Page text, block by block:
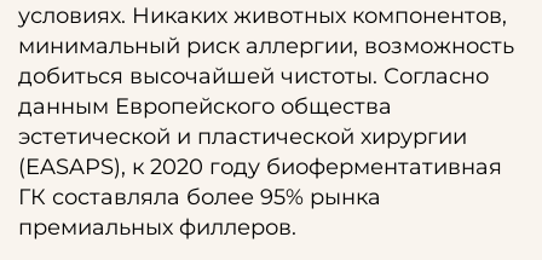
условиях. Никаких животных компонентов,
минимальный риск аллергии, возможность
добиться высочайшей чистоты. Согласно
данным Европейского общества
эстетической и пластической хирургии
(EASAPS), к 2020 году биоферментативная
ГК составляла более 95% рынка
премиальных филлеров.